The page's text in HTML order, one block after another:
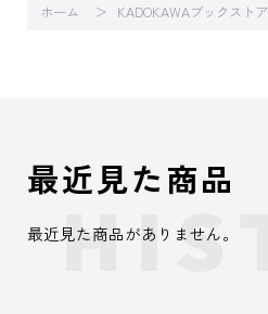
ホーム KADOKAWAブックストア
最近見た商品
最近見た商品がありません。